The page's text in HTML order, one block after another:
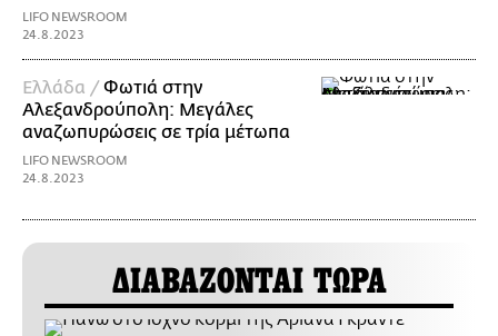
LIFO NEWSROOM
24.8.2023
Ελλάδα /Φωτιά στην
Αλεξανδρούπολη: Μεγάλες
αναζωπυρώσεις σε τρία μέτωπα
LIFO NEWSROOM
24.8.2023
ΔΙΑΒΑΖΟΝΤΑΙ ΤΩΡΑ